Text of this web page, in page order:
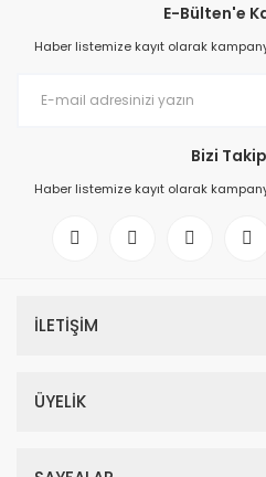
E-Bülten'e
Haber listemize kayıt olarak
Bizi
Haber listemize kayıt olarak
İLETİŞİM
ÜYELİK